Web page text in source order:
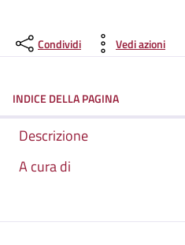
Condividi Vedi azioni
INDICE DELLA PAGINA
Descrizione
A cura di